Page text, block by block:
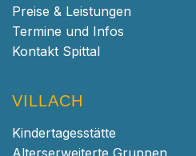
Preise & Leistungen
Termine und Infos
Kontakt Spittal
VILLACH
Kindertagesstätte
Alterserweiterte Gruppen